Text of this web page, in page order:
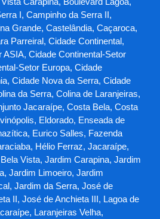
I, Campinho da Serra II,
Grande, Castelândia, Caçaroca,
Parreiral, Cidade Continental,
ASIA, Cidade Continental-Setor
Setor Europa, Cidade
Cidade Nova da Serra, Cidade
da Serra, Colina de Laranjeiras,
Jacaraípe, Costa Bela, Costa
Eldorado, Enseada de
Eurico Salles, Fazenda
Hélio Ferraz, Jacaraípe,
Vista, Jardim Carapina, Jardim
Jardim Limoeiro, Jardim
Jardim da Serra, José de
II, José de Anchieta III, Lagoa de
Laranjeiras Velha,